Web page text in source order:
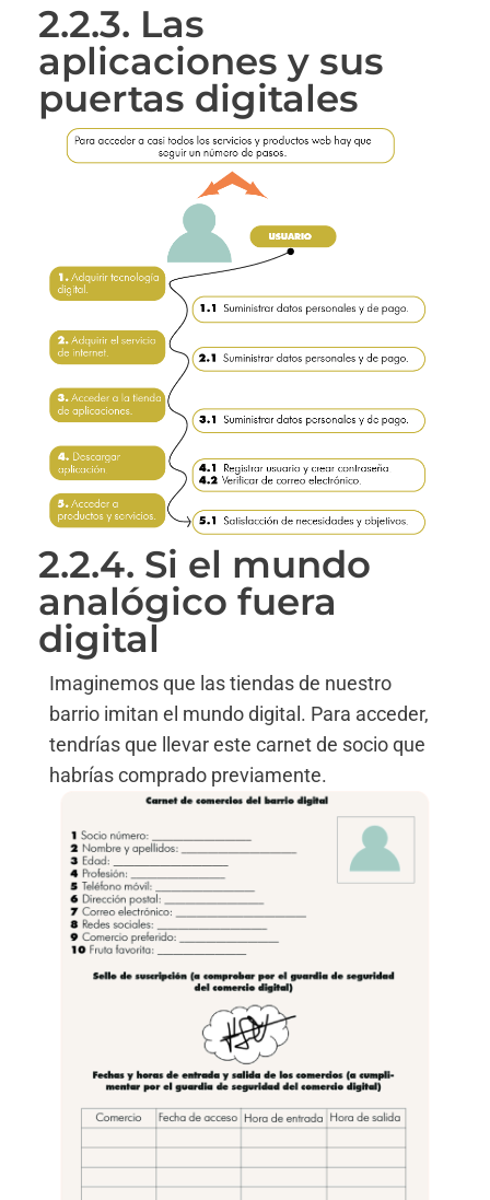
2.2.3. Las
aplicaciones y sus
puertas digitales
2.2.4. Si el mundo
analógico fuera
digital
Imaginemos que las tiendas de nuestro
barrio imitan el mundo digital. Para acceder,
tendrías que llevar este carnet de socio que
habrías comprado previamente.